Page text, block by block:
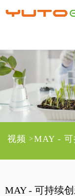
视频 > MAY - 可
MAY - 可持续